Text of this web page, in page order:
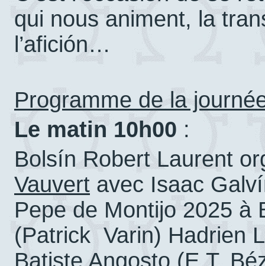
qui nous animent, la
l’afición…
Programme de la
Le matin 10h00 :
Bolsín Robert Laurent
Vauvert avec Isaac
Pepe de Montijo 2025 à
(Patrick Varin) Hadrien
Batiste Angosto (E.T.